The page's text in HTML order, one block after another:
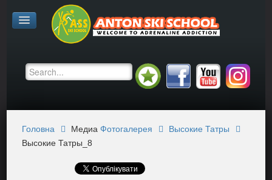
Головна Медиа Фотогалерея
Высокие Татры
Высокие Татры_8